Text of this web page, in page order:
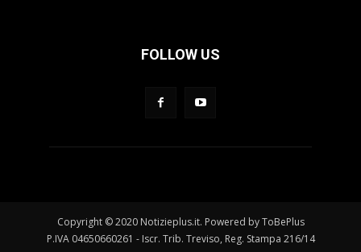
FOLLOW US
Copyright © 2020 Notizieplus.it. Powered by ToBePlus
P.IVA 04650660261 - Iscr. Trib. Treviso, Reg. Stampa 216/14